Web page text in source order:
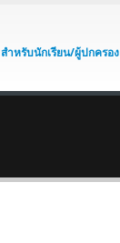
สำหรับนักเรียน/ผู้ปกครอง